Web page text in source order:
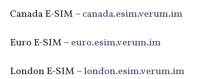
Canada E-SIM – canada.esim.verum.im
Euro E-SIM – euro.esim.verum.im
London E-SIM –london.esim.verum.im